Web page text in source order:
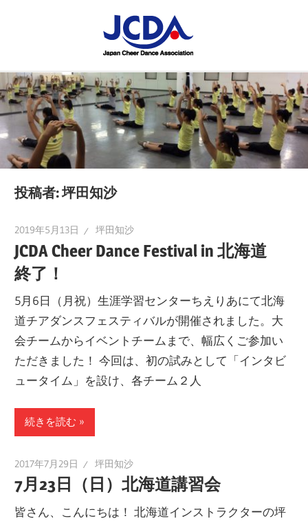
ン
ツ
へ
ス
ッ
STAFF
BLOG
の
講
習
会
や
ベ
ト
を
レ
ポ
ー
ト
し
ま
投稿者:坪田知沙
2019年5月13日 坪田知沙
JCDA Cheer Dance Festival in 北海道
終了！
5月6日（月祝）生涯学習センターちえりあにて北海
道チアダンスフェスティバルが開催されました。大
会チームからイベントチームまで、幅広くご参加い
ただきました！ 今回は、初の試みとして「インタビ
ュータイム」を設け、各チーム２人
続きを読む
2017年7月29日 坪田知沙
7月23日（日）北海道講習会
皆さん、こんにちは！ 北海道インストラクターの坪